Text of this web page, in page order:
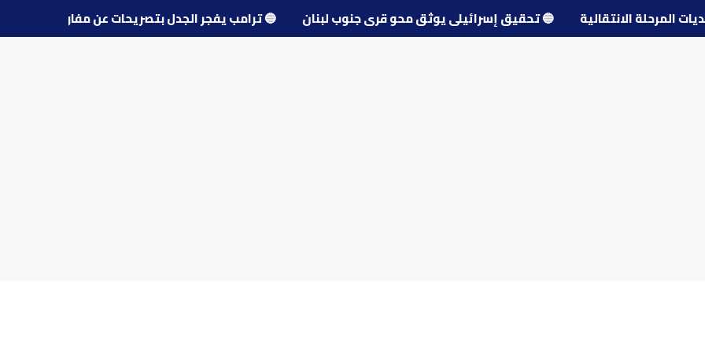
المرحلة الانتقالية 🔵تحقيق إسرائيلي يوثق محو قرى جنوب لبنان 🔵ترامب يفجر الجدل بتصريحات عن مفاوضات